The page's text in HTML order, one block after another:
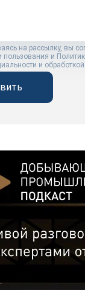
на рассылку, вы
пользования и
и